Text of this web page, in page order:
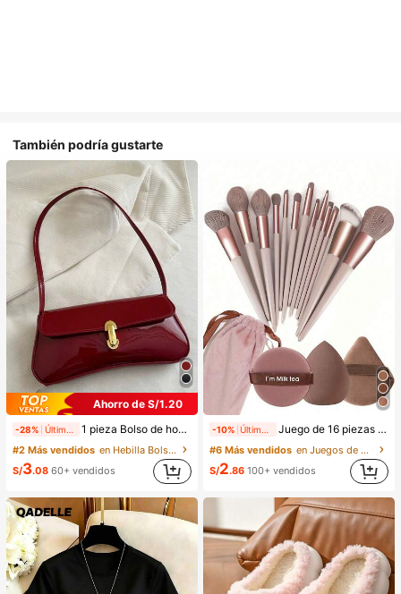
También podría gustarte
Ahorro de S/1.20
-28% 1 pieza Bolso de hombro y bandolera de cuero sintético aceitado retro para mujer, adecuado para citas, salidas, fiestas, banquetes, estética
#2 Más vendidos
en Hebilla Bolsos De Hombro De Mujer
S/3.08 60+ vendidos
-10% Juego de 16 piezas de brochas de maquillaje que incluye 13 brochas de maquillaje, 1 esponja de maquillaje en forma de lágrima, 1 brocha de polvo redonda y 1 esponja de maquillaje triangular - Juego clásico. Hecho de cerdas sintéticas suaves y amigables con la piel. Perfecto para mujeres y niñas, ideal para otoño e invierno
#6 Más vendidos
en Juegos de brochas de maquillaje Juegos De Pince
S/2.86 100+ vendidos